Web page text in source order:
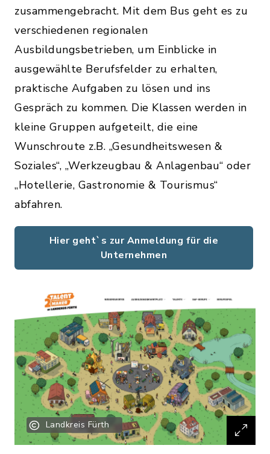
zusammengebracht. Mit dem Bus geht es zu
verschiedenen regionalen
Ausbildungsbetrieben, um Einblicke in
ausgewählte Berufsfelder zu erhalten,
praktische Aufgaben zu lösen und ins
Gespräch zu kommen. Die Klassen werden in
kleine Gruppen aufgeteilt, die eine
Wunschroute z.B. „Gesundheitswesen &
Soziales“, „Werkzeugbau & Anlagenbau“ oder
„Hotellerie, Gastronomie & Tourismus“
abfahren.
Hier geht`s zur Anmeldung für die
Unternehmen
Landkreis Fürth